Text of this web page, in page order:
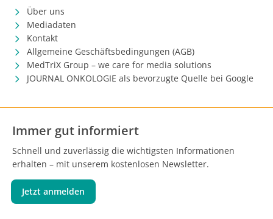
Über uns
Mediadaten
Kontakt
Allgemeine Geschäftsbedingungen (AGB)
MedTriX Group – we care for media solutions
JOURNAL ONKOLOGIE als bevorzugte Quelle bei Google
Immer gut informiert
Schnell und zuverlässig die wichtigsten Informationen
erhalten – mit unserem kostenlosen Newsletter.
Jetzt anmelden